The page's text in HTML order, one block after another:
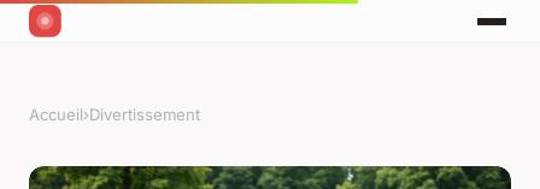
Accueil›Divertissement